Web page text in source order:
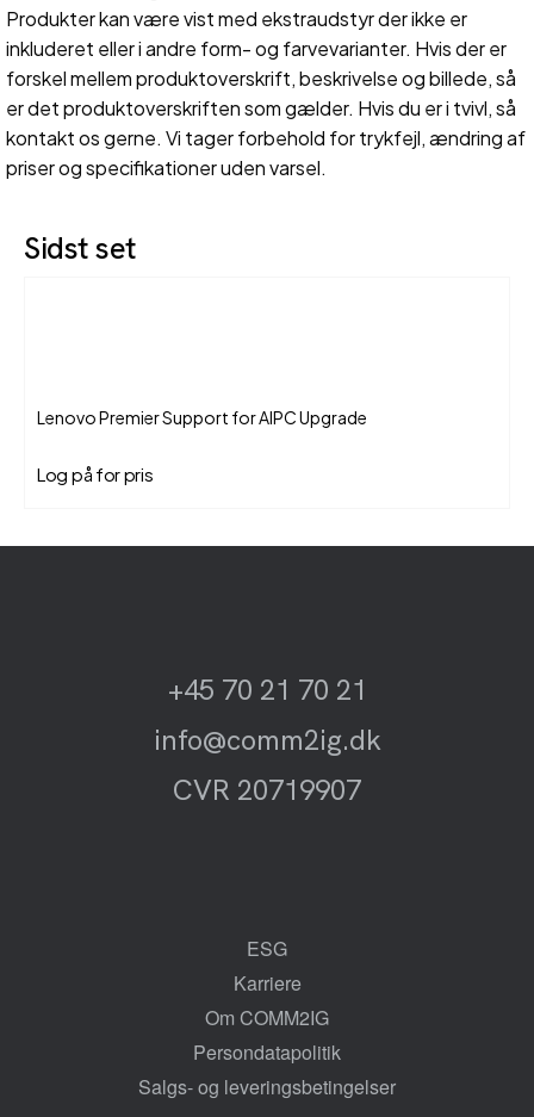
Produkter kan være vist med ekstraudstyr der ikke er
inkluderet eller i andre form- og farvevarianter. Hvis der er
forskel mellem produktoverskrift, beskrivelse og billede, så
er det produktoverskriften som gælder. Hvis du er i tvivl, så
kontakt os gerne. Vi tager forbehold for trykfejl, ændring af
priser og specifikationer uden varsel.
Sidst set
Lenovo Premier Support for AIPC Upgrade
Log på for pris
+45 70 21 70 21
info@comm2ig.dk
CVR 20719907
ESG
Karriere
Om COMM2IG
Persondatapolitik
Salgs- og leveringsbetingelser